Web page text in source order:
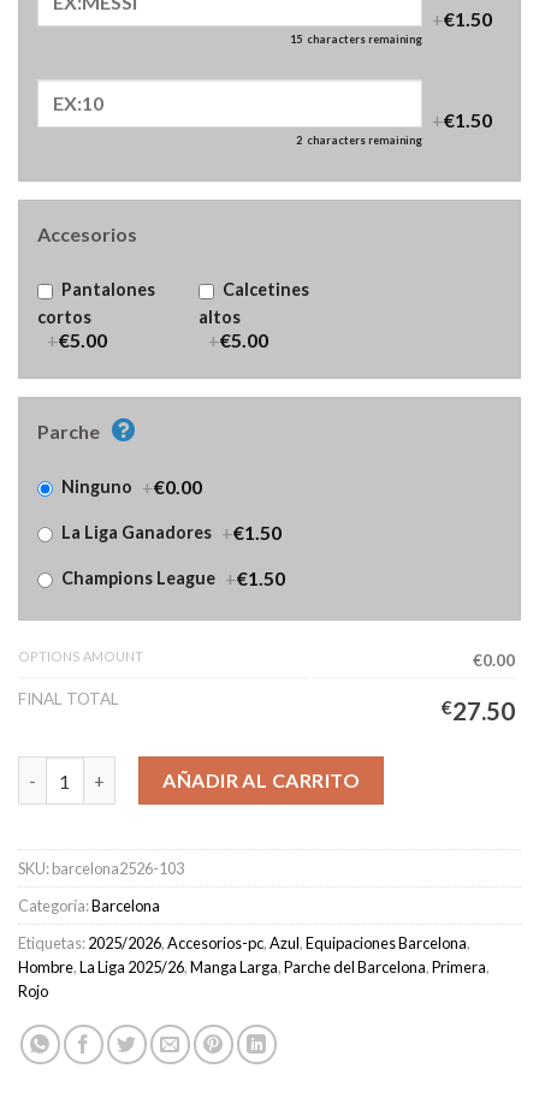
15 characters remaining
+€1.50
2 characters remaining
+€1.50
Accesorios
Pantalones
cortos
+€5.00
Calcetines
altos
+€5.00
Parche
Ninguno +€0.00
La Liga Ganadores +€1.50
Champions League +€1.50
OPTIONS AMOUNT
€0.00
FINAL TOTAL
€27.50
Camiseta FC Barcelona Primera Equipación Hombre 2025/2026
AÑADIR AL CARRITO
SKU:barcelona2526-103
Categoría:Barcelona
Etiquetas:2025/2026,Accesorios-pc,Azul,Equipaciones Barcelona,
Hombre,La Liga 2025/26,Manga Larga,Parche del Barcelona,Primera,
Rojo